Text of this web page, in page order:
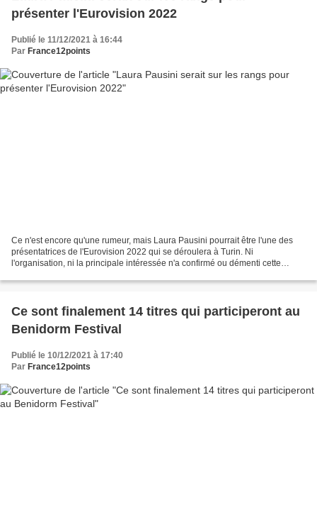
présenter l'Eurovision 2022
Publié le 11/12/2021 à 16:44
Par France12points
Ce n'est encore qu'une rumeur, mais Laura Pausini pourrait être l'une des
présentatrices de l'Eurovision 2022 qui se déroulera à Turin. Ni
l'organisation, ni la principale intéressée n'a confirmé ou démenti cette
Ce sont finalement 14 titres qui participeront au
Benidorm Festival
Publié le 10/12/2021 à 17:40
Par France12points